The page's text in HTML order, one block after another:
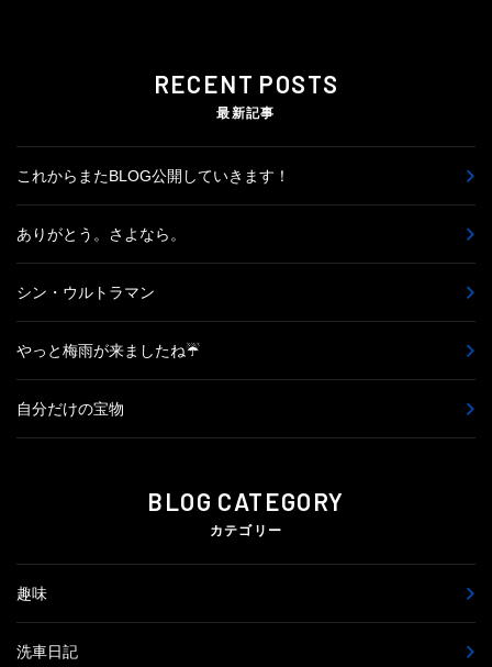
RECENT POSTS
最新記事
これからまたBLOG公開していきます！
ありがとう。さよなら。
シン・ウルトラマン
やっと梅雨が来ましたね☔
自分だけの宝物
BLOG CATEGORY
カテゴリー
趣味
洗車日記